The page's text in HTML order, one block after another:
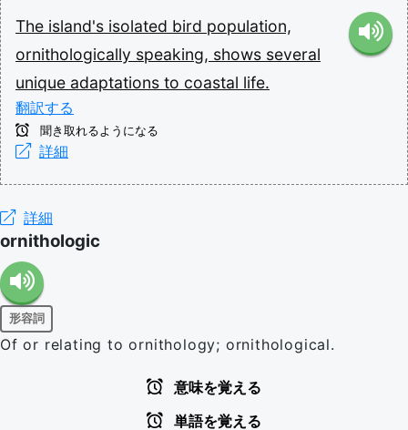
The island's isolated bird population,
ornithologically speaking, shows several
unique adaptations to coastal life.
翻訳する
聞き取れるようになる
詳細
詳細
ornithologic
形容詞
Of or relating to ornithology; ornithological.
意味を覚える
単語を覚える